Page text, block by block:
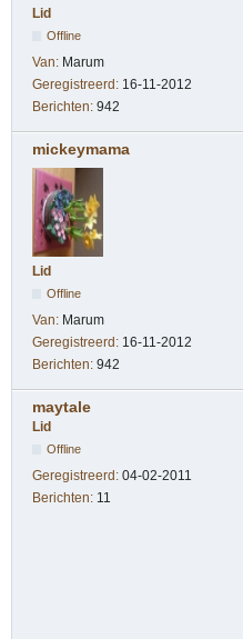
Lid
Offline
Van: Marum
Geregistreerd: 16-11-2012
Berichten: 942
mickeymama
Lid
Offline
Van: Marum
Geregistreerd: 16-11-2012
Berichten: 942
maytale
Lid
Offline
Geregistreerd: 04-02-2011
Berichten: 11